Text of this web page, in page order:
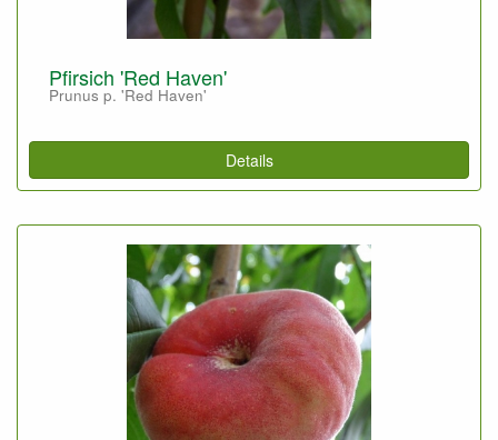
Pfirsich 'Red Haven'
Prunus p. 'Red Haven'
Details